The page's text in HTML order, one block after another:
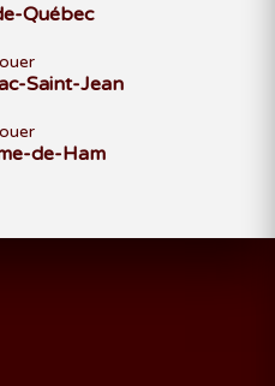
Québec
Saint-Jean
de-Ham